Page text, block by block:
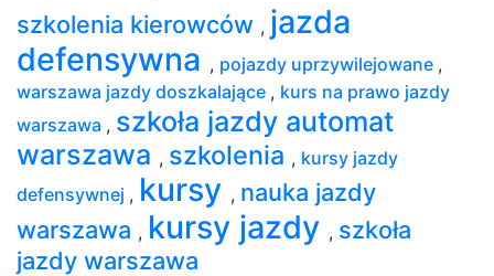
szkolenia kierowców , jazda
defensywna , pojazdy uprzywilejowane ,
warszawa jazdy doszkalające , kurs na prawo jazdy
warszawa , szkoła jazdy automat
warszawa , szkolenia , kursy jazdy
defensywnej , kursy , nauka jazdy
warszawa , kursy jazdy , szkoła
jazdy warszawa